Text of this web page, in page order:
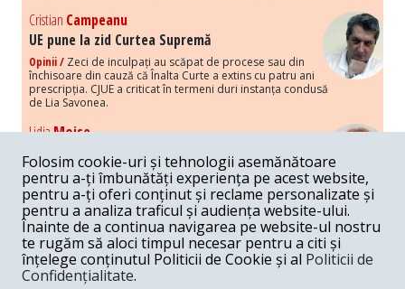
Cristian Campeanu
UE pune la zid Curtea Supremă
Opinii / Zeci de inculpați au scăpat de procese sau din
închisoare din cauză că Înalta Curte a extins cu patru ani
prescripția. CJUE a criticat în termeni duri instanța condusă
de Lia Savonea.
LidiaMoise
Costurile economice ale haosului politic
Opinii / Economia nu poate rezista cu retorica falsă a
susținerii intereselor poporului, care, de fapt, ascunde
obsesia menținerii privilegiilor și a averilor unor caste.
Melania Cincea
Noi puseuri de xenofobie din partea românilor
„neaoși”
Folosim cookie-uri și tehnologii asemănătoare
pentru a-ți îmbunătăți experiența pe acest website,
pentru a-ți oferi conținut și reclame personalizate și
pentru a analiza traficul și audiența website-ului.
Înainte de a continua navigarea pe website-ul nostru
te rugăm să aloci timpul necesar pentru a citi și
înțelege conținutul Politicii de Cookie și al Politicii de
Confidențialitate.